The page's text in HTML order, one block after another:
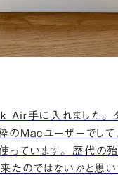
Air手に入れました。
のMacユーザーでして
っています。 歴代の
たのではないかと思い